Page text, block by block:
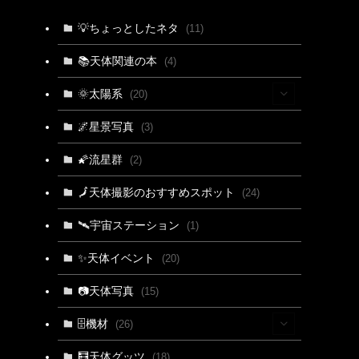
💡ちょっとしたネタ (11)
📚天体関連の本 (4)
🌞太陽系 (20)
(15)
(3)
🌌星景写真 (3)
🌠流星群 (2)
🗾天体撮影のおすすめスポット (24)
🛰宇宙ステーション (1)
✨天体イベント (20)
📷天体写真 (15)
🗄機材 (26)
(2)
🧮天体グッツ (18)